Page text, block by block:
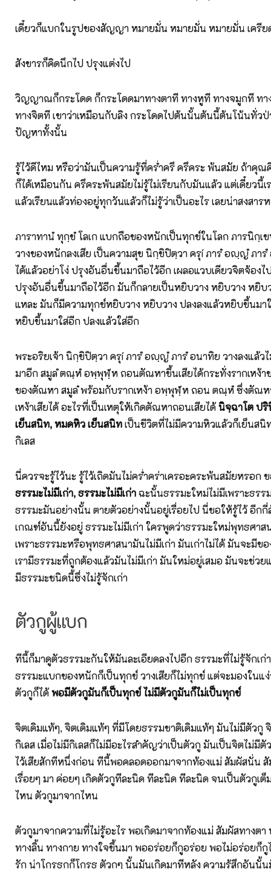
เดี๋ยวก็แบกในรูปของสัญญา หมายมั่น หมายมั่น หมายมั่น เครี
สังขารก็คิดนึกไป ปรุงแต่งไป
วิญญาณก็กระโดด ก็กระโดดมาทางตาที ทางหูที ทางจมูกที ทา
ทางจิตที เขาว่าเหมือนกับลิง กระโดดไปต้นนั้นต้นนี้ต้นโน้นทั่วป่
ปัญหาทั้งนั้น
รู้ไว้ดีไหม หรือว่ามันเป็นความรู้ที่คร่ำครึ ครึคระ พ้นสมัย ถ้าคุ
ก็ได้เหมือนกัน ครึคระพ้นสมัยไม่รู้ไม่เรียนกับมันแล้ว แต่เดี๋ยวนี้เ
แล้วเรียนแล้วท่องอยู่ทุกวันแล้วก็ไม่รู้ว่าเป็นอะไร เลยน่าสงสา
ภาราทานํ ทุกฺขํ โลเก แบกถือของหนักเป็นทุกข์ในโลก ภารนิกฺเข
วางของหนักลงเสีย เป็นความสุข นิกฺขิปิตฺวา ครุí ภารํ อญฺญํ ภา
ได้แล้วอย่าโง่ ปรุงอันอื่นขึ้นมาถือไว้อีก เผลอแวบเดียวจิตจ้อง
ปรุงอันอื่นขึ้นมาถือไว้อีก มันก็กลายเป็นหยิบวาง หยิบวาง หยิบ
แหละ มันก็มีความทุกข์หยิบวาง หยิบวาง ปลงลงแล้วหยิบขึ้นมา
หยิบขึ้นมาใส่อีก ปลงแล้วใส่อีก
พระอริยเจ้า นิกฺขิปิตฺวา ครุí ภารํ อญฺญํ ภารํ อนาทิย วางลงแล้
มาอีก สมูลํ ตณฺหํ อพฺพุฬฺห ถอนตัณหาขึ้นเสียได้กระทั่งรากเหง้าข
ของตัณหา สมูลํ พร้อมกับรากเหง้า อพฺพุฬฺห ถอน ตณฺหํ ซึ่งตัณ
เหง้าเสียได้ อะไรที่เป็นเหตุให้เกิดตัณหาถอนเสียได้นิจฺฉาโต ป
เย็นสนิท, หมดหิว เย็นสนิทเป็นชีวิตที่ไม่มีความหิวแล้วก็เย็นสนิ
กิเลส
นี่ควรจะรู้ไว้นะ รู้ไว้เถิดมันไม่คร่ำคร่าเครอะคระพ้นสมัยหรอก
ธรรมะไม่มีเก่า, ธรรมะไม่มีเก่าฉะนั้นธรรมะใหม่ไม่มีเพราะธรร
ธรรมะมันอย่างนั้น ตายตัวอย่างนั้นอยู่เรื่อยไป นี่ขอให้รู้ไว้ อีก
เกณฑ์อันนี้ยังอยู่ ธรรมะไม่มีเก่า ใครพูดว่าธรรมะใหม่พุทธศาส
เพราะธรรมะหรือพุทธศาสนามันไม่มีเก่า มันเก่าไม่ได้ มันจะมีข
เรามีธรรมะที่ถูกต้องแล้วมันไม่มีเก่า มันใหม่อยู่เสมอ มันจะช่ว
มีธรรมะชนิดนี้ซึ่งไม่รู้จักเก่า
ตัวกูผู้แบก
ทีนี้ก็มาดูตัวธรรมะกันให้มันละเอียดลงไปอีก ธรรมะที่ไม่รู้จักเก่
ธรรมะแบกของหนักก็เป็นทุกข์ วางเสียก็ไม่ทุกข์ แต่จะมองในแ
ตัวกูก็ได้พอมีตัวกูมันก็เป็นทุกข์ ไม่มีตัวกูมันก็ไม่เป็นทุกข์
จิตเดิมแท้ๆ, จิตเดิมแท้ๆ ที่มีโดยธรรมชาติเดิมแท้ๆ มันไม่มีตัวกู
กิเลส เมื่อไม่มีกิเลสก็ไม่มีอะไรสำคัญว่าเป็นตัวกู มันเป็นจิตไม่มี
ไว้เสียสักทีหนึ่งก่อน ทีนี้พอคลอดออกมาจากท้องแม่ สัมผัสนั่น
เรื่อยๆ มา ค่อยๆ เกิดตัวกูทีละนิด ทีละนิด ทีละนิด จนเป็นตัวกูเต็
ไหน ตัวกูมาจากไหน
ตัวกูมาจากความที่ไม่รู้อะไร พอเกิดมาจากท้องแม่ สัมผัสทางตา
ทางลิ้น ทางกาย ทางใจขึ้นมา พออร่อยก็กูอร่อย พอไม่อร่อยก็
รัก น่าโกรธกูก็โกรธ ตัวกูๆ นั้นมันเกิดมาทีหลัง ความรู้สึกอันนั้